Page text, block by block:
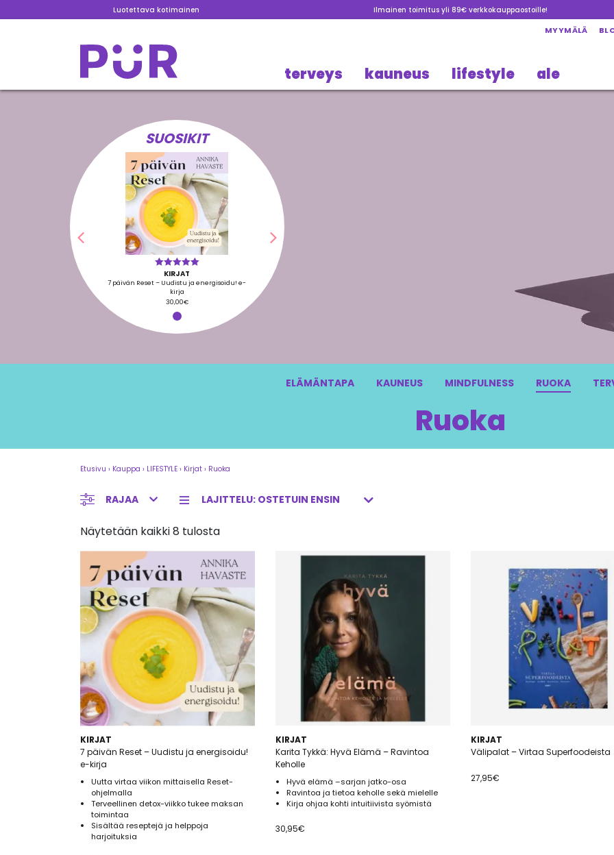
Luotettava kotimainen Ilmainen toimitus yli 89€ verkkokauppaostoille!
MYYMÄLÄ
terveys kauneus lifestyle ale
SUOSIKIT
Arvostelu
tuotteesta:
5.00/ 5
KIRJAT
7 päivän Reset – Uudistu ja energisoidu! e-
kirja
30,00€
LISÄÄ OSTOSKORIIN
Edellinen Seuraava
ELÄMÄNTAPA KAUNEUS MINDFULNESS RUOKA
Ruoka
Etusivu › Kauppa › LIFESTYLE › Kirjat › Ruoka
RAJAA
Näytetään kaikki 8 tulosta
KIRJAT
7 päivän Reset – Uudistu ja energisoidu!
e-kirja
Uutta virtaa viikon mittaisella Reset-
ohjelmalla
Terveellinen detox-viikko tukee maksan
toimintaa
Sisältää reseptejä ja helppoja
harjoituksia
KIRJAT
Karita Tykkä: Hyvä Elämä – Ravintoa
Keholle
Hyvä elämä –sarjan jatko-osa
Ravintoa ja tietoa keholle sekä mielelle
Kirja ohjaa kohti intuitiivista syömistä
30,95€
KIRJAT
Välipalat – Virtaa Superfoodeista
27,95€